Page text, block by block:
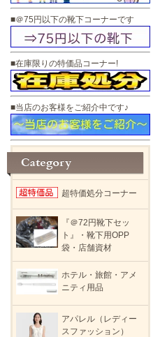
■＠75円以下の靴下コーナーです
■在庫限りの特価品コーナー!
■当店のお客様をご紹介中です♪
超特価処分コーナー
『＠72円靴下セッ
ト』・靴下用OPP
袋・店舗資材
ホテル・旅館・アメ
ニティ用品
アパレル（レディー
スファッション）